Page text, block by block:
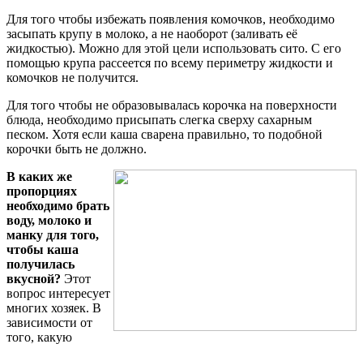
Для того чтобы избежать появления комочков, необходимо
засыпать крупу в молоко, а не наоборот (заливать её
жидкостью). Можно для этой цели использовать сито. С его
помощью крупа рассеется по всему периметру жидкости и
комочков не получится.
Для того чтобы не образовывалась корочка на поверхности
блюда, необходимо присыпать слегка сверху сахарным
песком. Хотя если каша сварена правильно, то подобной
корочки быть не должно.
В каких же
пропорциях
необходимо брать
воду, молоко и
манку для того,
чтобы каша
получилась
вкусной? Этот
вопрос интересует
многих хозяек. В
зависимости от
того, какую